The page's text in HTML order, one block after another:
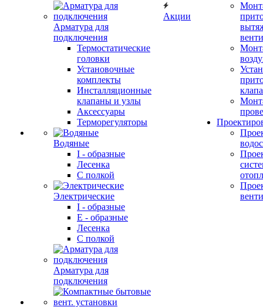
Арматура для
подключения
Термостатические
головки
Установочные
комплекты
Инсталляционные
клапаны и узлы
Аксессуары
Терморегуляторы
Водяные
I - образные
Лесенка
С полкой
Электрические
I - образные
E - образные
Лесенка
С полкой
Арматура для
подключения
Акции